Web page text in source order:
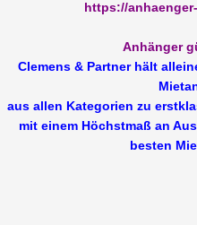
https://
Anhänger
Clemens & Partner hält
aus allen Kategorien zu
mit einem Höchstmaß an
besten